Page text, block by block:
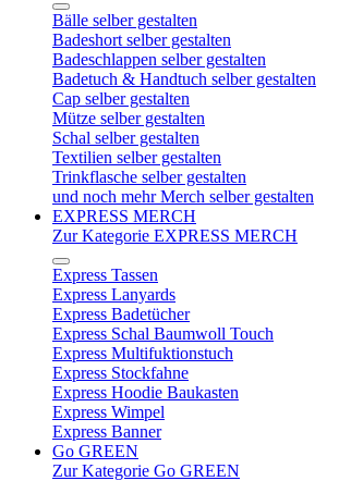
Bälle selber gestalten
Badeshort selber gestalten
Badeschlappen selber gestalten
Badetuch & Handtuch selber gestalten
Cap selber gestalten
Mütze selber gestalten
Schal selber gestalten
Textilien selber gestalten
Trinkflasche selber gestalten
und noch mehr Merch selber gestalten
EXPRESS MERCH
Zur Kategorie EXPRESS MERCH
Express Tassen
Express Lanyards
Express Badetücher
Express Schal Baumwoll Touch
Express Multifuktionstuch
Express Stockfahne
Express Hoodie Baukasten
Express Wimpel
Express Banner
Go GREEN
Zur Kategorie Go GREEN